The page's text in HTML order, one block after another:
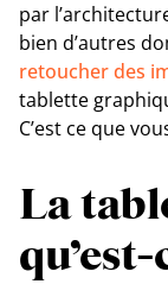
par
bien d’autres
retoucher des
tablette
C’est ce que
La
qu’est-